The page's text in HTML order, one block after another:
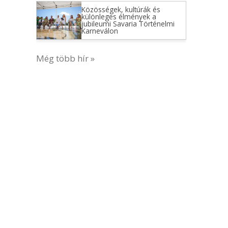
Közösségek, kultúrák és
különleges élmények a
jubileumi Savaria Történelmi
Karneválon
Még több hír »